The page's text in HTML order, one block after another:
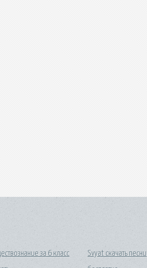
за 6 класс
Svyat скачать песни